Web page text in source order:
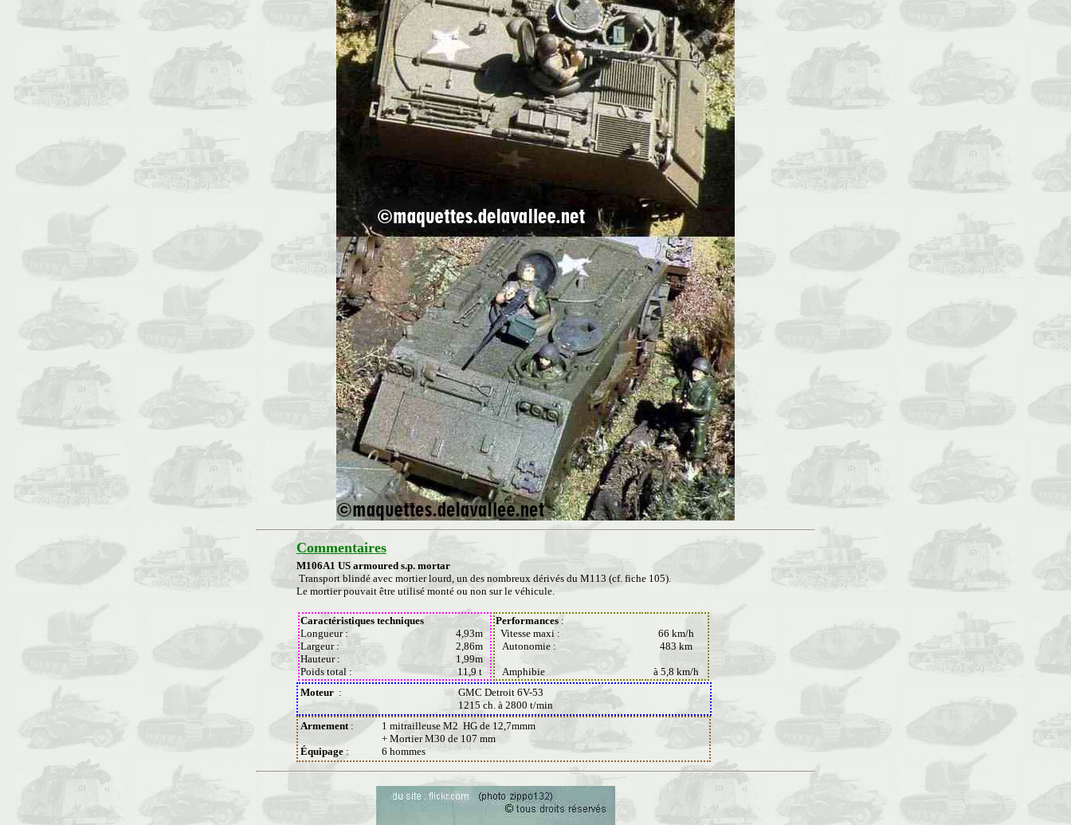
Commentaires
M106A1 US armoured s.p. mortar
Transport blindé avec mortier lourd, un des nombreux dérivés du M113 (cf. fiche 105).
Le mortier pouvait être utilisé monté ou non sur le véhicule.
Caractéristiques techniques
Longueur :
Largeur :
Hauteur :
Poids total :
4,93m
2,86m
1,99m
11,9 t
Performances :
Vitesse maxi :
Autonomie :
Amphibie
66 km/h
483 km
à 5,8 km/h
Moteur :
GMC Detroit 6V-53
1215 ch. à 2800 t/min
Armement:
Équipage :
1 mitrailleuse M2 HG de 12,7mmm
+ Mortier M30 de 107 mm
6 hommes